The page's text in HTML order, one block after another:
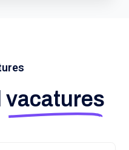
vacatures